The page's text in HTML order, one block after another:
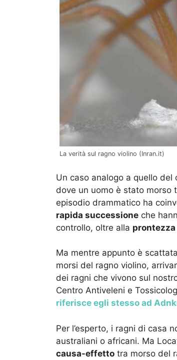
La verità sul ragno violino (Inran.it)
Un caso analogo a quello
dove un uomo è stato morso
episodio drammatico ha
rapida successione che
controllo, oltre alla prontezza
Ma mentre appunto è scattata
morsi del ragno violino,
dei ragni che vivono sul
Centro Antiveleni e
riferisce egli stesso ad
Per l’esperto, i ragni di casa
australiani o africani. Ma
causa-effetto tra morso del